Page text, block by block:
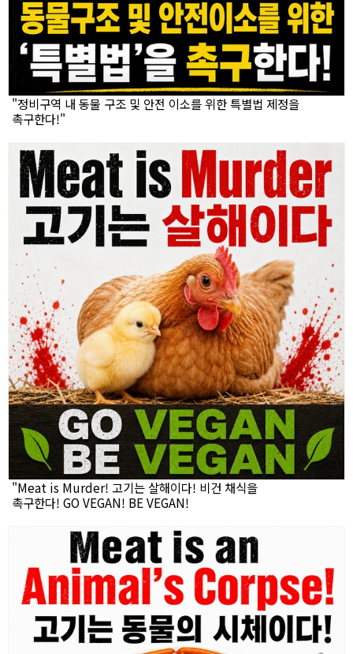
"정비구역 내 동물 구조 및 안전 이소를 위한 특별법 제정을
촉구한다!"
"Meat is Murder! 고기는 살해이다! 비건 채식을
촉구한다! GO VEGAN! BE VEGAN!